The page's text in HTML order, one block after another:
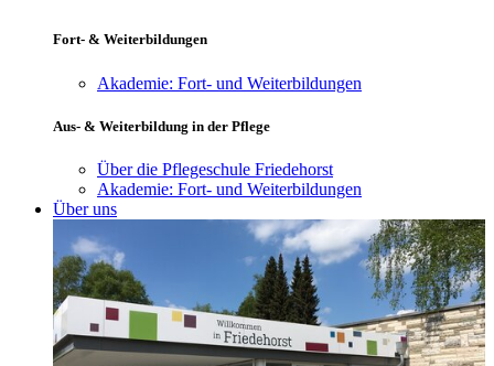
Fort- & Weiterbildungen
Akademie: Fort- und Weiterbildungen
Aus- & Weiterbildung in der Pflege
Über die Pflegeschule Friedehorst
Akademie: Fort- und Weiterbildungen
Über uns